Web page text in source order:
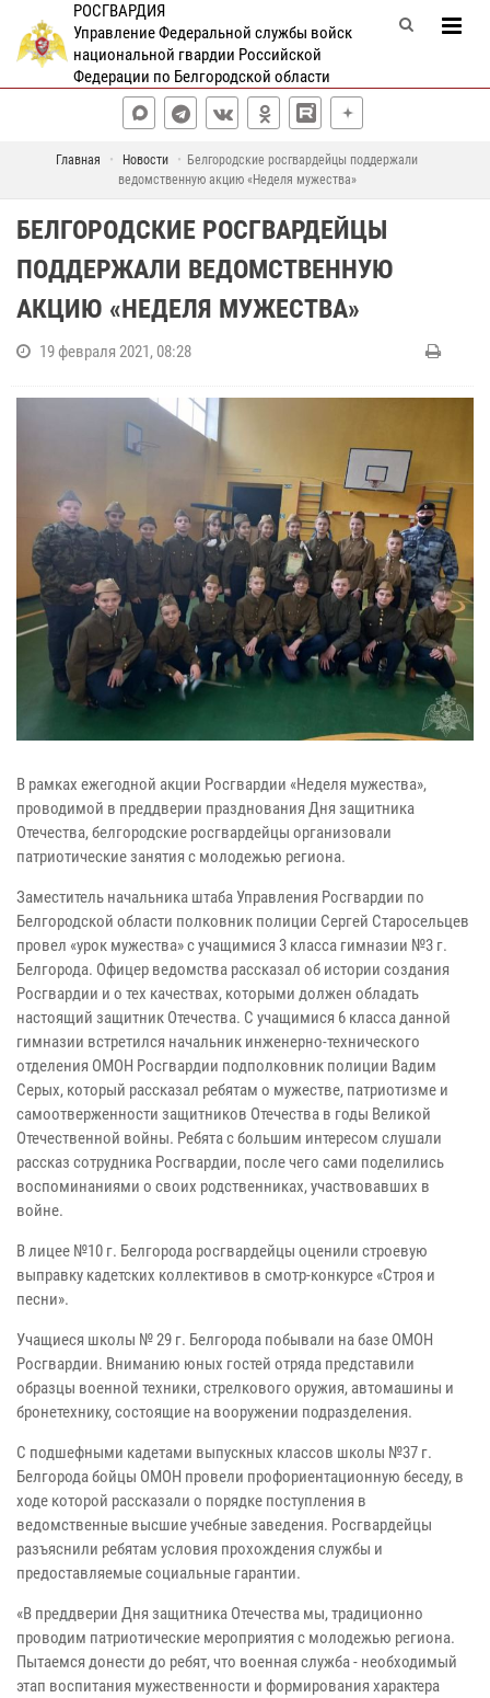
РОСГВАРДИЯ
Управление Федеральной службы войск
национальной гвардии Российской
Федерации по Белгородской области
Главная Новости
Белгородские росгвардейцы поддержали
ведомственную акцию «Неделя мужества»
БЕЛГОРОДСКИЕ РОСГВАРДЕЙЦЫ
ПОДДЕРЖАЛИ ВЕДОМСТВЕННУЮ
АКЦИЮ «НЕДЕЛЯ МУЖЕСТВА»
19 февраля 2021, 08:28
В рамках ежегодной акции Росгвардии «Неделя мужества»,
проводимой в преддверии празднования Дня защитника
Отечества, белгородские росгвардейцы организовали
патриотические занятия с молодежью региона.
Заместитель начальника штаба Управления Росгвардии по
Белгородской области полковник полиции Сергей Старосельцев
провел «урок мужества» с учащимися 3 класса гимназии №3 г.
Белгорода. Офицер ведомства рассказал об истории создания
Росгвардии и о тех качествах, которыми должен обладать
настоящий защитник Отечества. С учащимися 6 класса данной
гимназии встретился начальник инженерно-технического
отделения ОМОН Росгвардии подполковник полиции Вадим
Серых, который рассказал ребятам о мужестве, патриотизме и
самоотверженности защитников Отечества в годы Великой
Отечественной войны. Ребята с большим интересом слушали
рассказ сотрудника Росгвардии, после чего сами поделились
воспоминаниями о своих родственниках, участвовавших в
войне.
В лицее №10 г. Белгорода росгвардейцы оценили строевую
выправку кадетских коллективов в смотр-конкурсе «Строя и
песни».
Учащиеся школы № 29 г. Белгорода побывали на базе ОМОН
Росгвардии. Вниманию юных гостей отряда представили
образцы военной техники, стрелкового оружия, автомашины и
бронетехнику, состоящие на вооружении подразделения.
С подшефными кадетами выпускных классов школы №37 г.
Белгорода бойцы ОМОН провели профориентационную беседу, в
ходе которой рассказали о порядке поступления в
ведомственные высшие учебные заведения. Росгвардейцы
разъяснили ребятам условия прохождения службы и
предоставляемые социальные гарантии.
«В преддверии Дня защитника Отечества мы, традиционно
проводим патриотические мероприятия с молодежью региона.
Пытаемся донести до ребят, что военная служба - необходимый
этап воспитания мужественности и формирования характера